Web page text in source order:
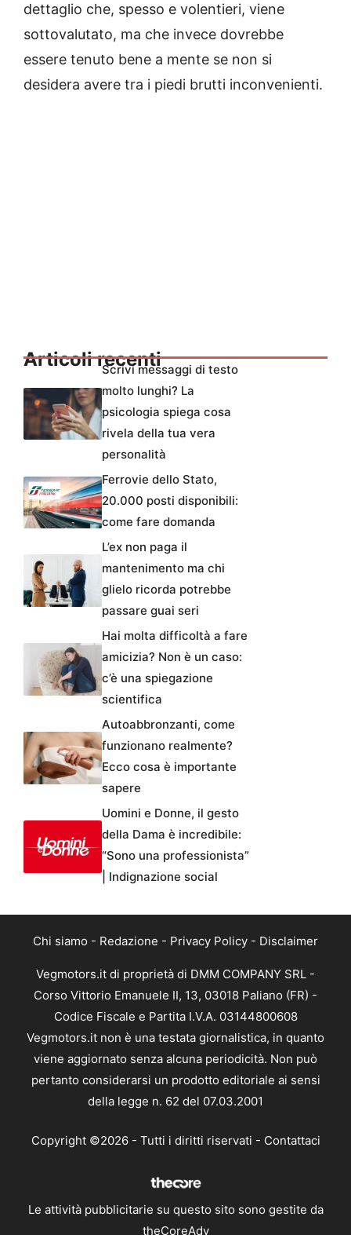
dettaglio che, spesso e volentieri, viene
sottovalutato, ma che invece dovrebbe
essere tenuto bene a mente se non si
desidera avere tra i piedi brutti inconvenienti.
Articoli recentiScrivi messaggi di testo
molto lunghi? La
psicologia spiega cosa
rivela della tua vera
personalità
Ferrovie dello Stato,
20.000 posti disponibili:
come fare domanda
L’ex non paga il
mantenimento ma chi
glielo ricorda potrebbe
passare guai seri
Hai molta difficoltà a fare
amicizia? Non è un caso:
c’è una spiegazione
scientifica
Autoabbronzanti, come
funzionano realmente?
Ecco cosa è importante
sapere
Uomini e Donne, il gesto
della Dama è incredibile:
“Sono una professionista”
| Indignazione social
Chi siamo - Redazione - Privacy Policy - Disclaimer
Vegmotors.it di proprietà di DMM COMPANY SRL -
Corso Vittorio Emanuele II, 13, 03018 Paliano (FR) -
Codice Fiscale e Partita I.V.A. 03144800608
Vegmotors.it non è una testata giornalistica, in quanto
viene aggiornato senza alcuna periodicità. Non può
pertanto considerarsi un prodotto editoriale ai sensi
della legge n. 62 del 07.03.2001
Copyright ©2026 - Tutti i diritti riservati - Contattaci
Le attività pubblicitarie su questo sito sono gestite da
theCoreAdv